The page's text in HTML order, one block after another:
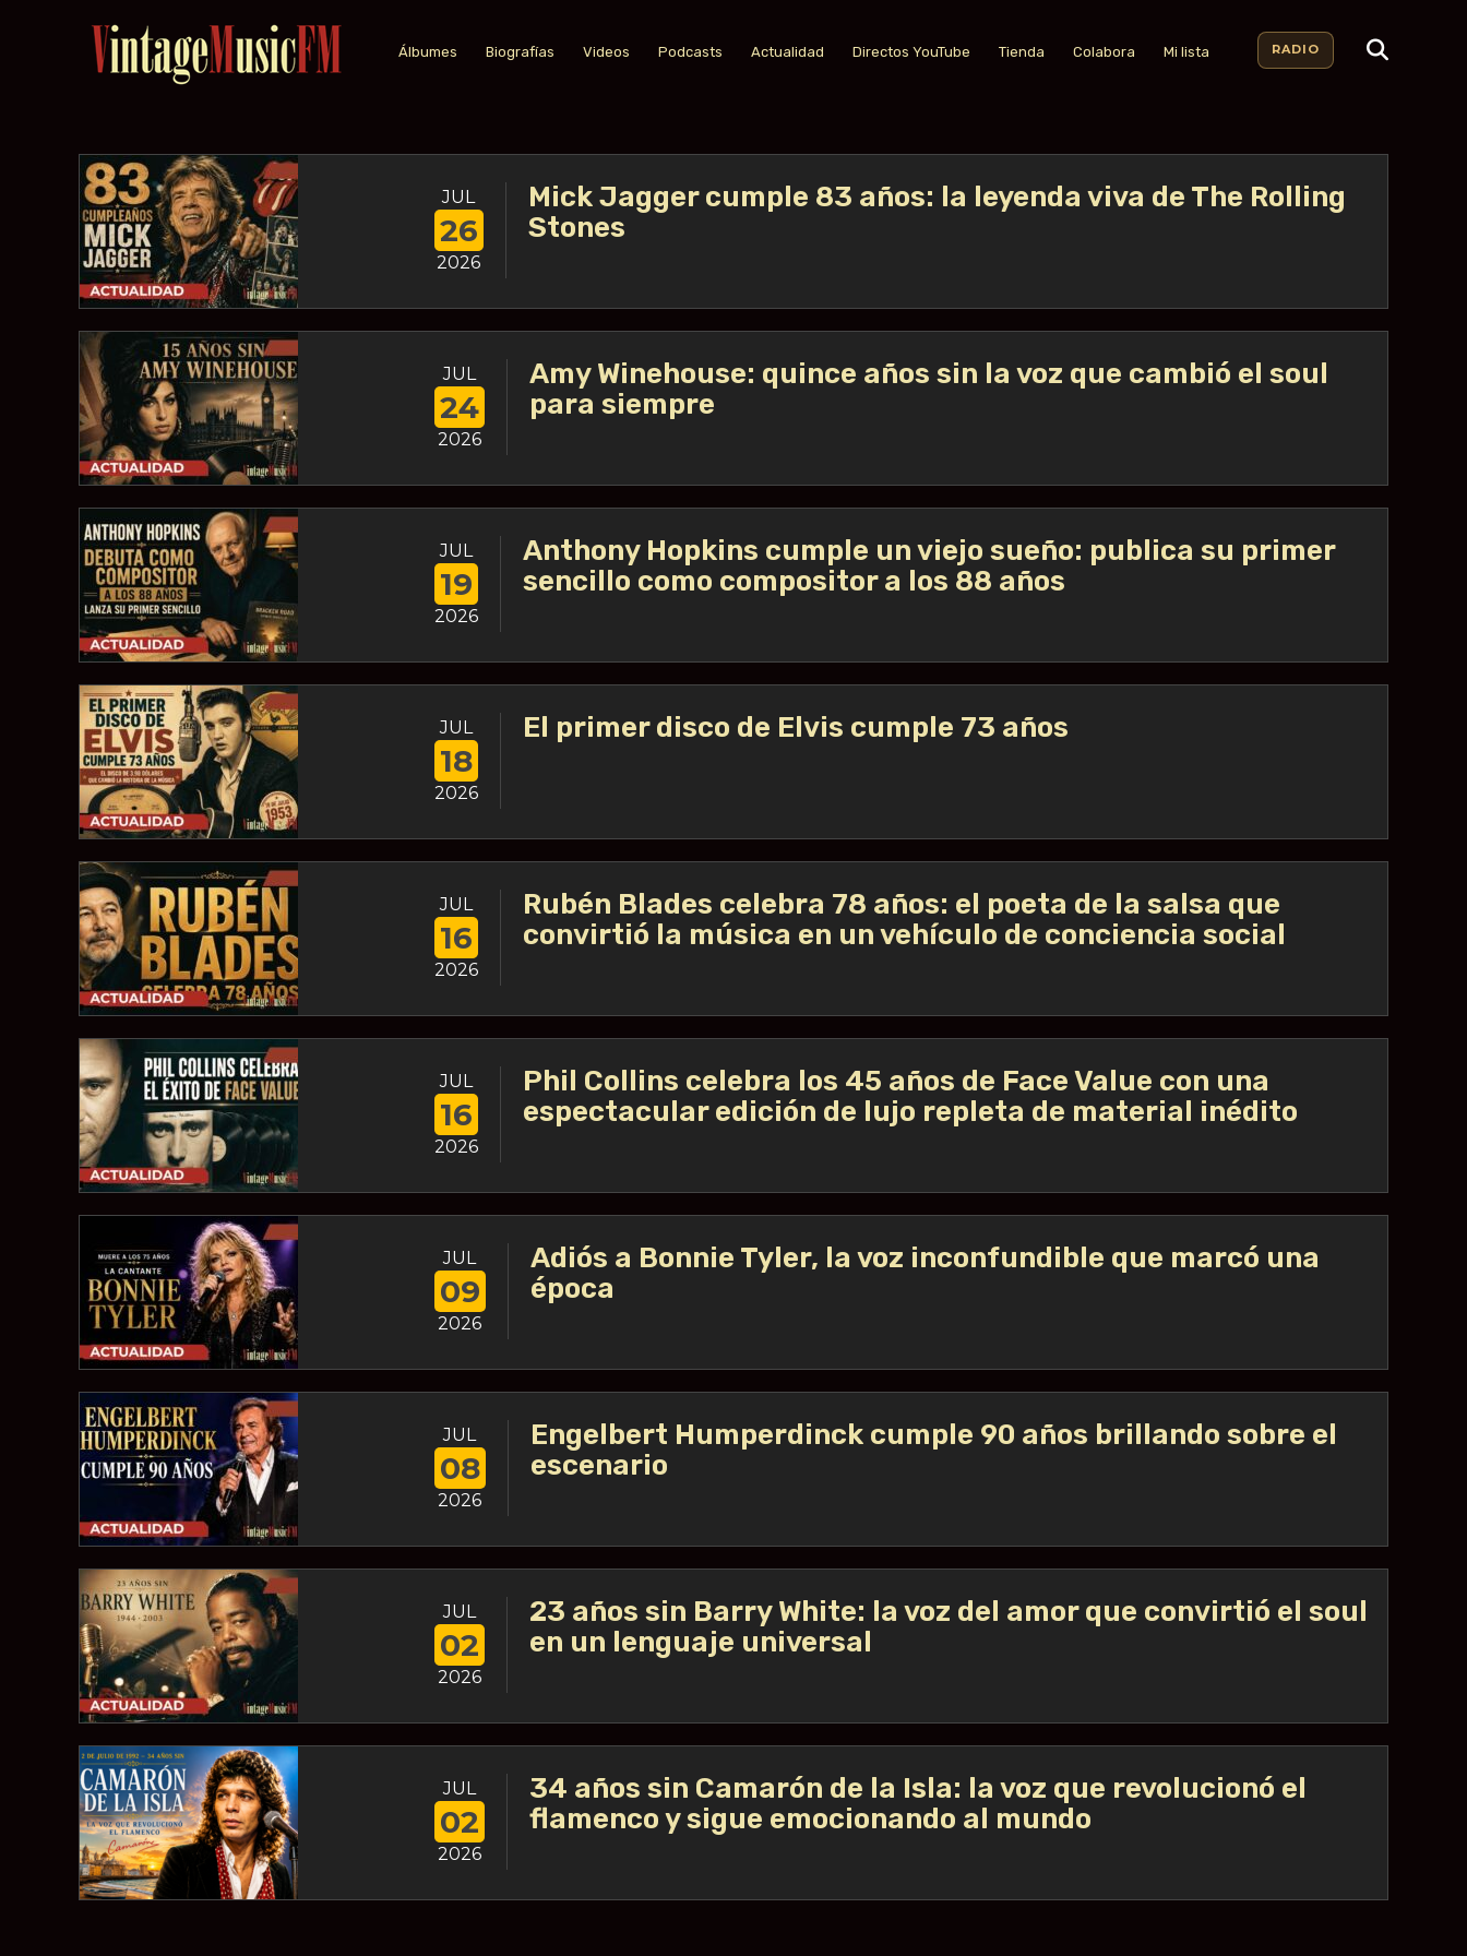
Álbumes Biografías Videos Podcasts Actualidad Directos YouTube Tienda Colabora Mi lista RADIO
JUL
26
2026
Mick Jagger cumple 83 años: la leyenda viva de The Rolling
Stones
JUL
24
2026
Amy Winehouse: quince años sin la voz que cambió el soul
para siempre
JUL
19
2026
Anthony Hopkins cumple un viejo sueño: publica su primer
sencillo como compositor a los 88 años
JUL
18
2026
El primer disco de Elvis cumple 73 años
JUL
16
2026
Rubén Blades celebra 78 años: el poeta de la salsa que
convirtió la música en un vehículo de conciencia social
JUL
16
2026
Phil Collins celebra los 45 años de Face Value con una
espectacular edición de lujo repleta de material inédito
JUL
09
2026
Adiós a Bonnie Tyler, la voz inconfundible que marcó una
época
JUL
08
2026
Engelbert Humperdinck cumple 90 años brillando sobre el
escenario
JUL
02
2026
23 años sin Barry White: la voz del amor que convirtió el soul
en un lenguaje universal
JUL
02
2026
34 años sin Camarón de la Isla: la voz que revolucionó el
flamenco y sigue emocionando al mundo